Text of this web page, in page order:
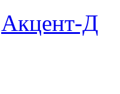
Акцент-Д